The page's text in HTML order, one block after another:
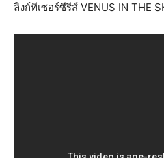
ลิงก์ทีเซอร์ซีรีส์ VENUS IN THE